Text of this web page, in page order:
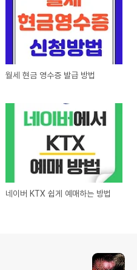
월세 현금 영수증 발급 방법
네이버 KTX 쉽게 예매하는 방법